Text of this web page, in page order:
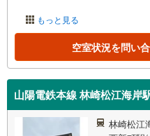
もっと見る
空室状況を問い
山陽電鉄本線 林崎松江海岸
林崎松江